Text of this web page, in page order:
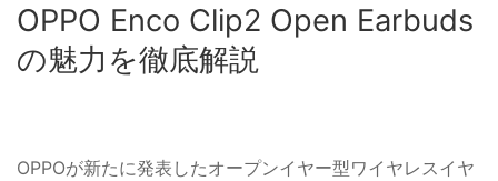
OPPO Enco Clip2 Open Earbuds
の魅力を徹底解説
OPPOが新たに発表したオープンイヤー型ワイヤレスイヤ